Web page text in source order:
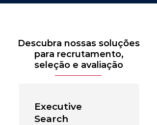
Descubra nossas soluções
para recrutamento,
seleção e avaliação
Executive
Search